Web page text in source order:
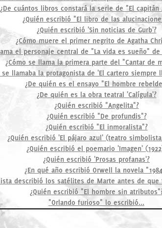
¿De cuántos libros constará la serie de "El capitán
¿Quién escribió "El libro de las
¿Quién escribió 'Sin noticias de Gurb'?
¿Cómo muere el primer negrito de Agatha
el personaje central de "La vida es sueño" de
¿Cómo se llama la primera parte del "Cantar de
se llamaba la protagonista de 'El cartero siempre
¿De quién es el ensayo "El hombre
¿De quién es la obra teatral 'Calígula'?
¿Quién escribió "Angelita"?
¿Quién escribió "De profundis"?
¿Quién escribió "El inmoralista"?
¿Quién escribió 'El pájaro azul' (teatro
¿Quién escribió el poemario 'Imagen'
¿Quién escribió 'Prosas profanas'?
¿En qué año escribió Orwell la novela
describió los satélites de Marte antes de que
¿Quién escribió "El hombre sin
"Orlando furioso" lo escribió...